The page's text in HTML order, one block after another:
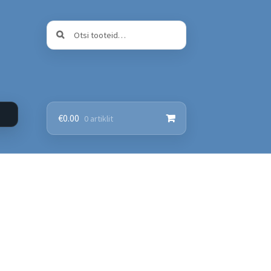
Otsi:
Otsi
€0.00 0 artiklit